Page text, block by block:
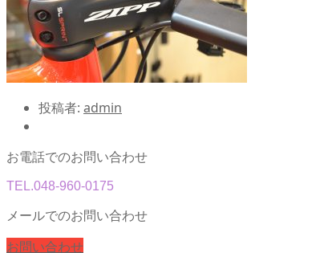
投稿者: admin
お電話でのお問い合わせ
TEL.048-960-0175
メールでのお問い合わせ
お問い合わせ